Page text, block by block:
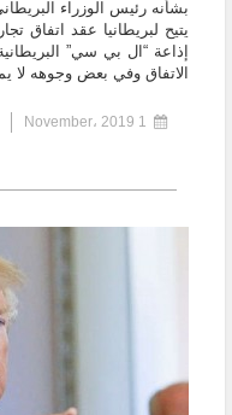
بشأنه رئيس الوزراء
يتيح ل​بريطانيا​ عقد اتفاق
إذاعة “ال بي سي”
الاتفاق وفي بعض وجوهه لا